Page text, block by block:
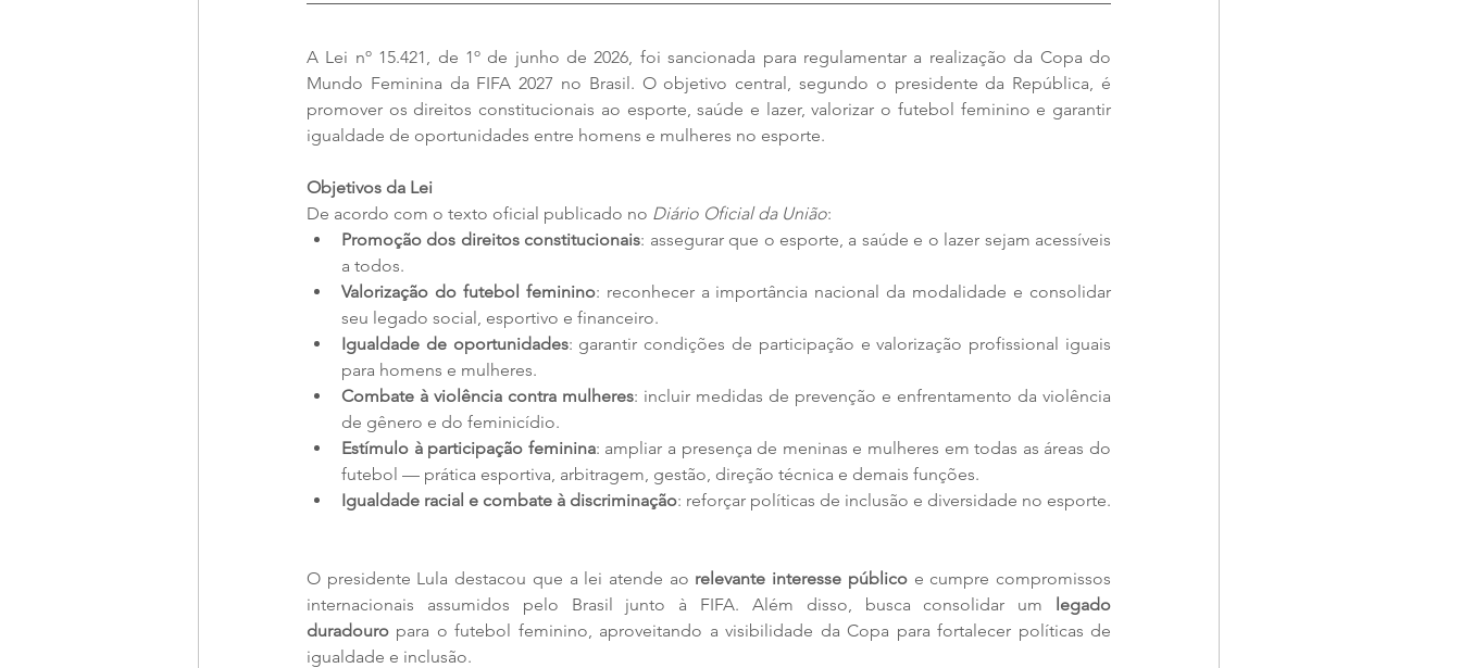
A Lei nº 15.421, de 1º de junho de 2026, foi sancionada para regulamentar a realização da Copa do
Mundo Feminina da FIFA 2027 no Brasil. O objetivo central, segundo o presidente da República, é
promover os direitos constitucionais ao esporte, saúde e lazer, valorizar o futebol feminino e garantir
igualdade de oportunidades entre homens e mulheres no esporte.
Objetivos da Lei
De acordo com o texto oficial publicado no Diário Oficial da União:
Promoção dos direitos constitucionais: assegurar que o esporte, a saúde e o lazer sejam acessíveis
a todos.
Valorização do futebol feminino: reconhecer a importância nacional da modalidade e consolidar
seu legado social, esportivo e financeiro.
Igualdade de oportunidades: garantir condições de participação e valorização profissional iguais
para homens e mulheres.
Combate à violência contra mulheres: incluir medidas de prevenção e enfrentamento da violência
de gênero e do feminicídio.
Estímulo à participação feminina: ampliar a presença de meninas e mulheres em todas as áreas do
futebol — prática esportiva, arbitragem, gestão, direção técnica e demais funções.
Igualdade racial e combate à discriminação: reforçar políticas de inclusão e diversidade no esporte.
O presidente Lula destacou que a lei atende ao relevante interesse público e cumpre compromissos
internacionais assumidos pelo Brasil junto à FIFA. Além disso, busca consolidar um
legado
duradouro para o futebol feminino, aproveitando a visibilidade da Copa para fortalecer políticas de
igualdade e inclusão.